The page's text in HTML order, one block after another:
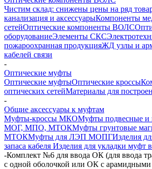
Чистим склад: снижены цены на ряд
канализация и аксессуарыКомпоненты
сетейОптические компоненты ВОЛС
оборудованиеЭлементы СКС
пожароохранная продукцияЖД узлы и
кабелей связи
-
Оптические муфты
Оптические муфтыОптические кроссы
оптических сетейМатериалы для
-
Общие аксессуары к муфтам
Муфты-кроссы МКОМуфты подвесные и
МОГ, МПО, МТОКМуфты грунтовые
МТОКМуфты для ЛЭП МОПГИзделия
запаса кабеля Изделия для укладки муфт
-Комплект №6 для ввода ОК (для ввода
с одной оболочкой или ОК с